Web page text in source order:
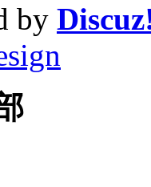
by